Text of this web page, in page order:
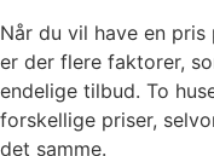
Når du vil have en
er der flere faktorer,
endelige tilbud. To
forskellige priser,
det samme.